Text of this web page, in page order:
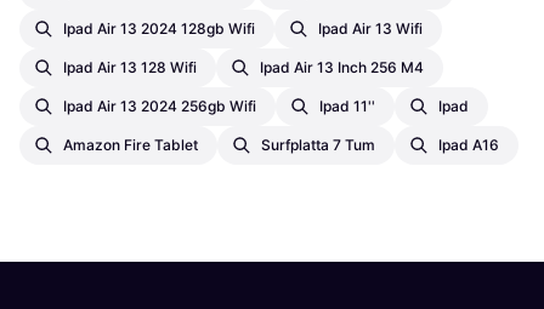
Ipad Air 13 2024 128gb Wifi Ipad Air 13 Wifi
Ipad Air 13 128 Wifi Ipad Air 13 Inch 256 M4
Ipad Air 13 2024 256gb Wifi Ipad 11'' Ipad
Amazon Fire Tablet Surfplatta 7 Tum Ipad A16